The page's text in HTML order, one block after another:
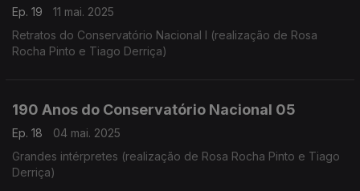
Ep. 19
11 mai. 2025
Retratos do Conservatório Nacional I (realização de Rosa
Rocha Pinto e Tiago Derriça)
190 Anos do Conservatório Nacional 05
Ep. 18
04 mai. 2025
Grandes intérpretes (realização de Rosa Rocha Pinto e Tiago
Derriça)